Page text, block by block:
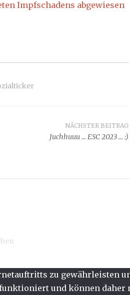
Impfschadens abgewiesen
NÄCHSTER BEITRAG
Juchhuuu … ESC 2023 … :)
zu gewährleisten
und können daher